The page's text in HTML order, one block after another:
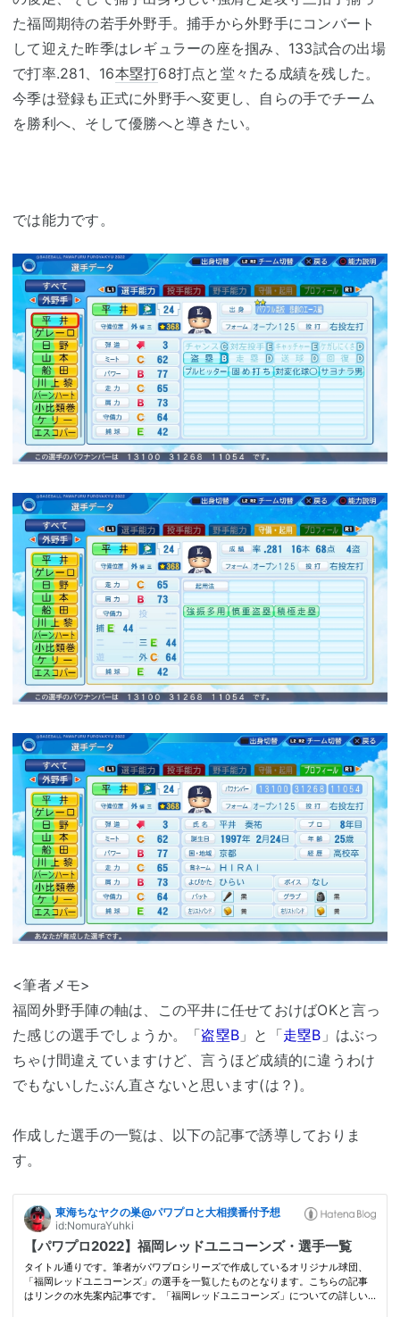
た福岡期待の若手外野手。捕手から外野手にコンバート
して迎えた昨季はレギュラーの座を掴み、133試合の出場
で打率.281、16本塁打68打点と堂々たる成績を残した。
今季は登録も正式に外野手へ変更し、自らの手でチーム
を勝利へ、そして優勝へと導きたい。
では能力です。
<筆者メモ>
福岡外野手陣の軸は、この平井に任せておけばOKと言っ
た感じの選手でしょうか。「盗塁B 」と「走塁B 」はぶっ
ちゃけ間違えていますけど、言うほど成績的に違うわけ
でもないしたぶん直さないと思います(は？)。
作成した選手の一覧は、以下の記事で誘導しておりま
す。